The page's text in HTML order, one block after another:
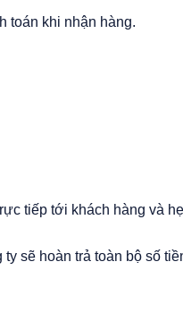
toán khi nhận hàng.
tiếp tới khách hàng và
sẽ hoàn trả toàn bộ số